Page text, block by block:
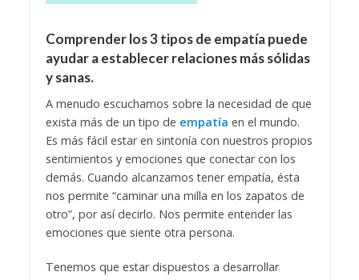
Comprender los 3 tipos de empatía puede
ayudar a establecer relaciones más sólidas
y sanas.
A menudo escuchamos sobre la necesidad de que
exista más de un tipo de empatía en el mundo.
Es más fácil estar en sintonía con nuestros propios
sentimientos y emociones que conectar con los
demás. Cuando alcanzamos tener empatía, ésta
nos permite “caminar una milla en los zapatos de
otro”, por así decirlo. Nos permite entender las
emociones que siente otra persona.
Tenemos que estar dispuestos a desarrollar